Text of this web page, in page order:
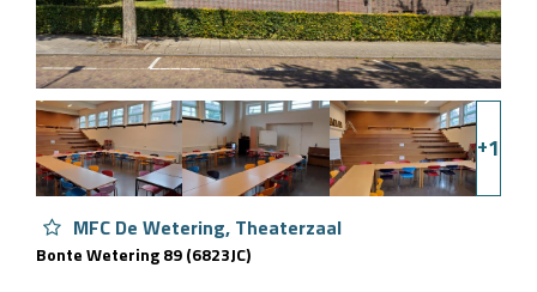
+1
MFC De Wetering, Theaterzaal
Bonte Wetering 89 (6823JC)